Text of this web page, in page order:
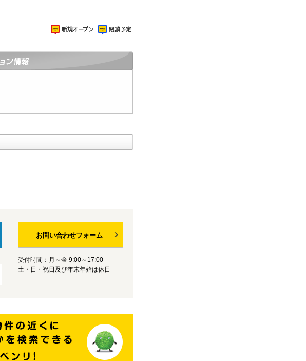
お問い合わせフォーム
受付時間：月～金 9:00～17:00
土・日・祝日及び年末年始は休日